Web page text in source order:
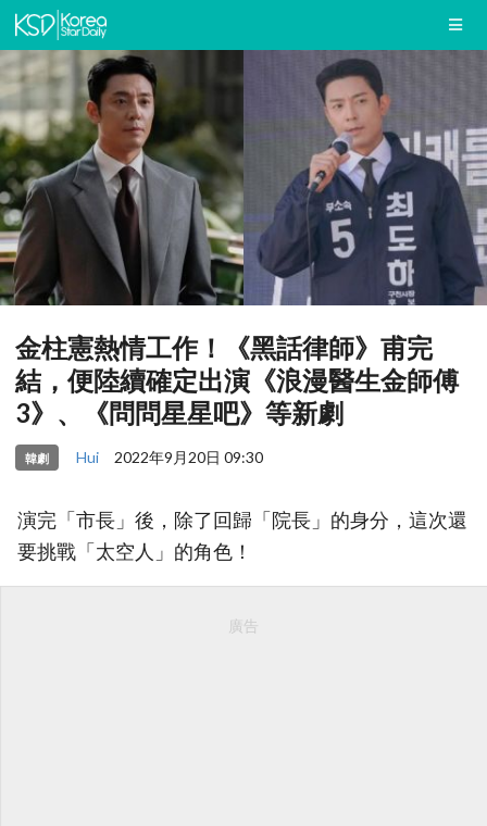
金柱憲熱情工作！《黑話律師》甫完
結，便陸續確定出演《浪漫醫生金師傅
3》、《問問星星吧》等新劇
韓劇 Hui 2022年9月20日 09:30
演完「市長」後，除了回歸「院長」的身分，這次還
要挑戰「太空人」的角色！
廣告